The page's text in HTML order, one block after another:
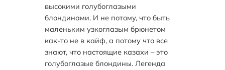
высокими голубоглазыми
блондинами. И не потому, что быть
маленьким узкоглазым брюнетом
как-то не в кайф, а потому что все
знают, что настоящие казахи – это
голубоглазые блондины. Легенда